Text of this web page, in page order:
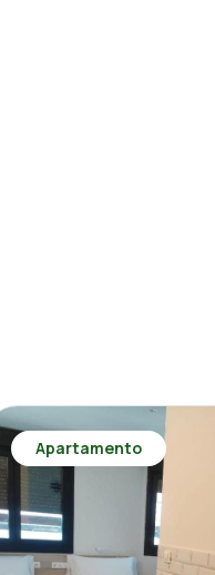
Apartamento